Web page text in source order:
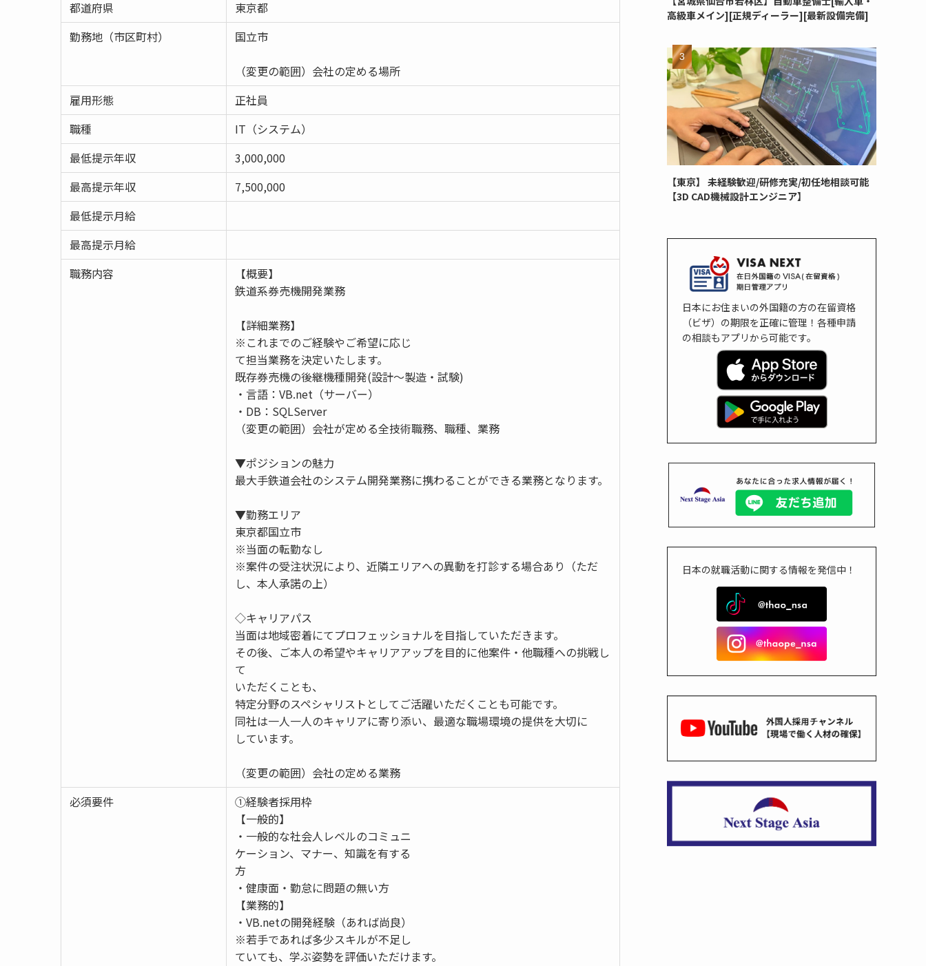
都道府県
東京都
勤務地（市区町村）
国立市
（変更の範囲）会社の定める場所
雇用形態
正社員
職種
IT（システム）
最低提示年収
3,000,000
最高提示年収
7,500,000
最低提示月給
最高提示月給
職務内容
【概要】
鉄道系券売機開発業務
【詳細業務】
※これまでのご経験やご希望に応じ
て担当業務を決定いたします。
既存券売機の後継機種開発(設計～製造・試験)
・言語：VB.net（サーバー）
・DB：SQLServer
（変更の範囲）会社が定める全技術職務、職種、業務
▼ポジションの魅力
最大手鉄道会社のシステム開発業務に携わることができる業務となります。
▼勤務エリア
東京都国立市
※当面の転勤なし
※案件の受注状況により、近隣エリアへの異動を打診する場合あり（ただ
し、本人承諾の上）
◇キャリアパス
当面は地域密着にてプロフェッショナルを目指していただきます。
その後、ご本人の希望やキャリアアップを目的に他案件・他職種への挑戦し
て
いただくことも、
特定分野のスペシャリストとしてご活躍いただくことも可能です。
同社は一人一人のキャリアに寄り添い、最適な職場環境の提供を大切に
しています。
（変更の範囲）会社の定める業務
必須要件
①経験者採用枠
【一般的】
・一般的な社会人レベルのコミュニ
ケーション、マナー、知識を有する
方
・健康面・勤怠に問題の無い方
【業務的】
・VB.netの開発経験（あれば尚良）
※若手であれば多少スキルが不足し
ていても、学ぶ姿勢を評価いただけます。
高級車メイン][正規ディーラー][最新設備完備]
【東京】 未経験歓迎/研修充実/初任地相談可能
【3D CAD機械設計エンジニア】
日本にお住まいの外国籍の方の在留資格
（ビザ）の期限を正確に管理！各種申請
の相談もアプリから可能です。
日本の就職活動に関する情報を発信中！